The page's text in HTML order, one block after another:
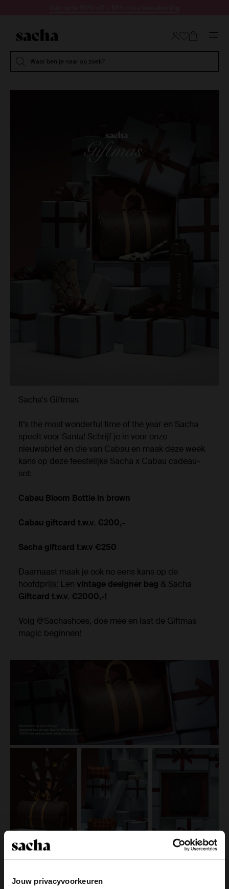
Jouw privacyvoorkeuren
Waar ben je naar op zoek?
Sacha's Giftmas
It’s the most wonderful time of the year en Sacha
speelt voor Santa! Schrijf je in voor onze
nieuwsbrief én die van Cabau en maak deze week
kans op deze feestelijke Sacha x Cabau cadeau-
set:
Cabau Bloom Bottle in brown
Cabau giftcard t.w.v. €200,-
Sacha giftcard t.w.v €250
Daarnaast maak je ook no eens kans op de
hoofdprijs: Een vintage designer bag & Sacha
Giftcard t.w.v. €2000,-!
Volg @Sachashoes, doe mee en laat de Giftmas
magic beginnen!